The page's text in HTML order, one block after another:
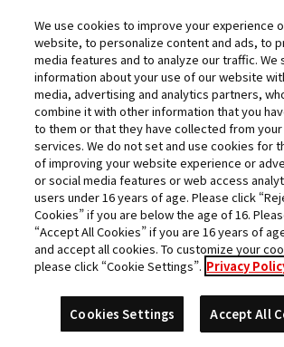
鹿児島県 ファミリーランドポ
ベジット：ゼノ ターレス ロベル
孫悟空：ＢＲ ゴジータ：ＢＲ
ランク更新日:2022年05月13
We use cookies to improve your experience
website, to personalize content and ads, to
media features and to analyze our traffic. We
information about your use of our website
media, advertising and analytics partners,
combine it with other information that you
to them or that they have collected from
services. We do not set and use cookies for
of improving your website experience or
or social media features or web access
users under 16 years of age. Please click
Cookies” if you are below the age of 16.
“Accept All Cookies” if you are 16 years of
and accept all cookies. To customize your
please click “Cookie Settings”. Privacy
Cookies Settings Accept All